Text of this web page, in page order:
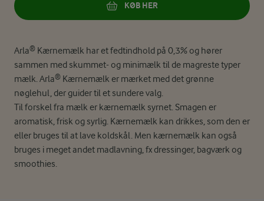
KØB HER
Arla® Kærnemælk har et fedtindhold på 0,3% og hører
sammen med skummet- og minimælk til de magreste typer
mælk. Arla® Kærnemælk er mærket med det grønne
nøglehul, der guider til et sundere valg.
Til forskel fra mælk er kærnemælk syrnet. Smagen er
aromatisk, frisk og syrlig. Kærnemælk kan drikkes, som den er
eller bruges til at lave koldskål. Men kærnemælk kan også
bruges i meget andet madlavning, fx dressinger, bagværk og
smoothies.